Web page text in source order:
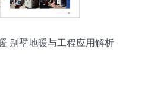
别墅地暖与工程应用解析